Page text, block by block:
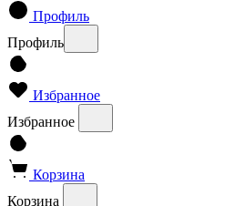
Профиль
Профиль
Избранное
Избранное
Корзина
Корзина